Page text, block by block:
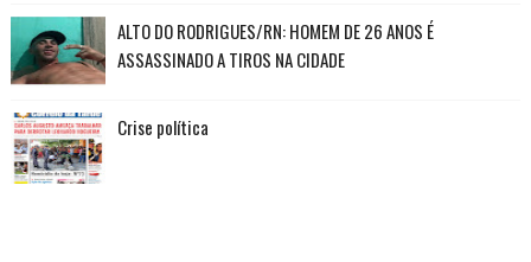
ALTO DO RODRIGUES/RN: HOMEM DE 26 ANOS É
ASSASSINADO A TIROS NA CIDADE
Crise política